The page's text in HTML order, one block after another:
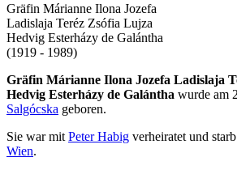
Gräfin Márianne Ilona Jozefa
Ladislaja Teréz Zsófia Lujza
Hedvig Esterházy de Galántha
(1919 - 1989)
Gräfin Márianne Ilona Jozefa Ladislaja
Hedvig Esterházy de Galántha wurde am
Salgócska geboren.
Sie war mit Peter Habig verheiratet und
Wien.